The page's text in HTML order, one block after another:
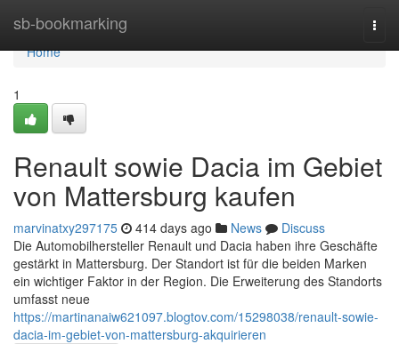
sb-bookmarking
Home
Home
1
Renault sowie Dacia im Gebiet
von Mattersburg kaufen
marvinatxy297175 414 days ago News
Discuss
Die Automobilhersteller Renault und Dacia haben ihre Geschäfte
gestärkt in Mattersburg. Der Standort ist für die beiden Marken
ein wichtiger Faktor in der Region. Die Erweiterung des Standorts
umfasst neue
https://martinanaiw621097.blogtov.com/15298038/renault-sowie-
dacia-im-gebiet-von-mattersburg-akquirieren